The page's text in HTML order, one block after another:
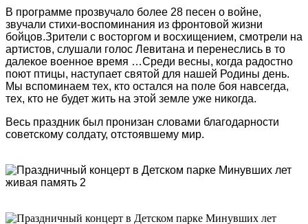
В программе прозвучало более 28 песен о войне,
звучали стихи-воспоминания из фронтовой жизни
бойцов.Зрители с восторгом и восхищением, смотрели на
артистов, слушали голос Левитана и перенеслись в то
далекое военное время …Среди весны, когда радостно
поют птицы, наступает святой для нашей Родины день.
Мы вспоминаем тех, кто остался на поле боя навсегда,
тех, кто не будет жить на этой земле уже никогда.
Весь праздник был пронизан словами благодарности
советскому солдату, отстоявшему мир.